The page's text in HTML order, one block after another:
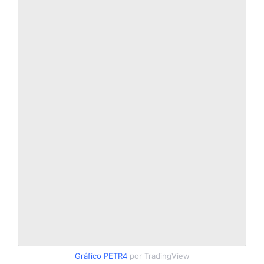
Gráfico PETR4 por TradingView